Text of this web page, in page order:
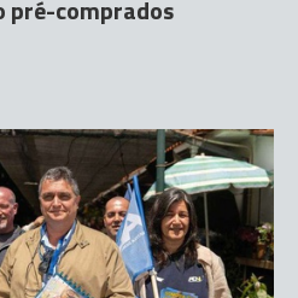
pré-comprados